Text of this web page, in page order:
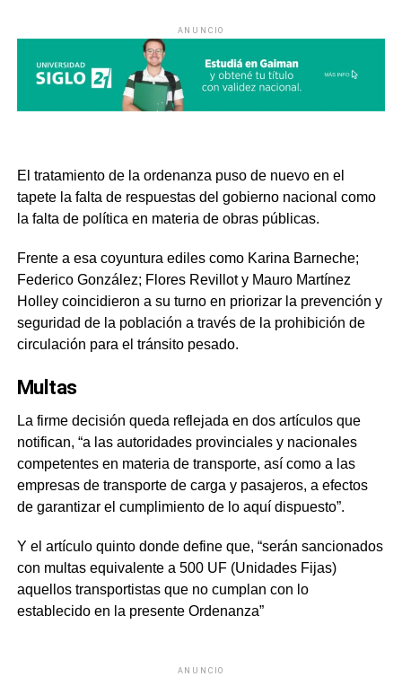
ANUNCIO
El tratamiento de la ordenanza puso de nuevo en el
tapete la falta de respuestas del gobierno nacional como
la falta de política en materia de obras públicas.
Frente a esa coyuntura ediles como Karina Barneche;
Federico González; Flores Revillot y Mauro Martínez
Holley coincidieron a su turno en priorizar la prevención y
seguridad de la población a través de la prohibición de
circulación para el tránsito pesado.
Multas
La firme decisión queda reflejada en dos artículos que
notifican, “a las autoridades provinciales y nacionales
competentes en materia de transporte, así como a las
empresas de transporte de carga y pasajeros, a efectos
de garantizar el cumplimiento de lo aquí dispuesto”.
Y el artículo quinto donde define que, “serán sancionados
con multas equivalente a 500 UF (Unidades Fijas)
aquellos transportistas que no cumplan con lo
establecido en la presente Ordenanza”
ANUNCIO